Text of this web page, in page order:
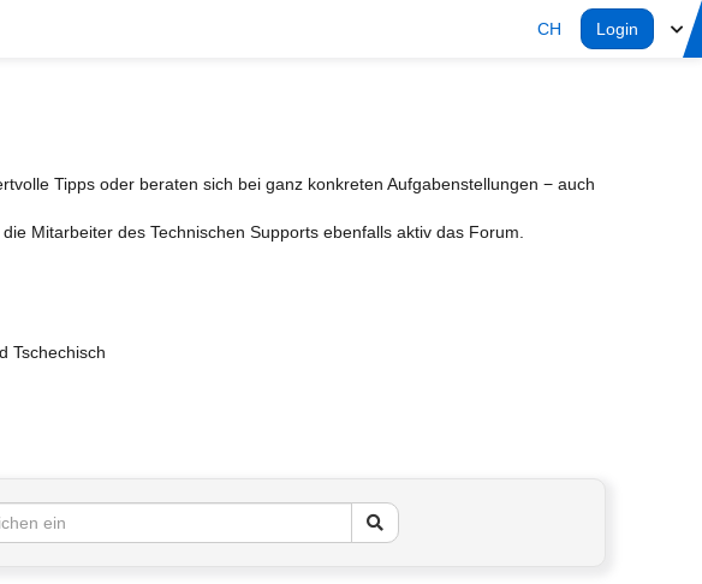
CH Login
Tipps oder beraten sich bei ganz konkreten Aufgabenstellungen − auch
Mitarbeiter des Technischen Supports ebenfalls aktiv das Forum.
Tschechisch